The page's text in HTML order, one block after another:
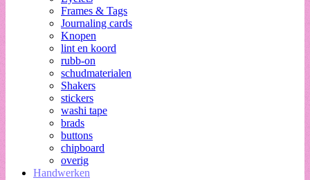
Frames & Tags
Journaling cards
Knopen
lint en koord
rubb-on
schudmaterialen
Shakers
stickers
washi tape
brads
buttons
chipboard
overig
Handwerken